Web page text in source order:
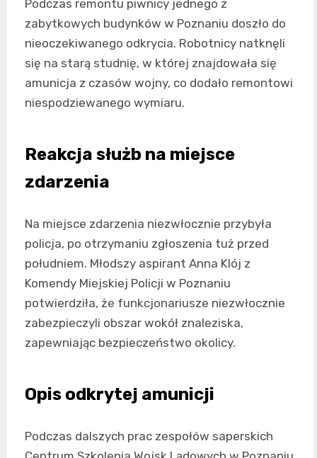
Podczas remontu piwnicy jednego z
zabytkowych budynków w Poznaniu doszło do
nieoczekiwanego odkrycia. Robotnicy natknęli
się na starą studnię, w której znajdowała się
amunicja z czasów wojny, co dodało remontowi
niespodziewanego wymiaru.
Reakcja służb na miejsce
zdarzenia
Na miejsce zdarzenia niezwłocznie przybyła
policja, po otrzymaniu zgłoszenia tuż przed
południem. Młodszy aspirant Anna Klój z
Komendy Miejskiej Policji w Poznaniu
potwierdziła, że funkcjonariusze niezwłocznie
zabezpieczyli obszar wokół znaleziska,
zapewniając bezpieczeństwo okolicy.
Opis odkrytej amunicji
Podczas dalszych prac zespołów saperskich